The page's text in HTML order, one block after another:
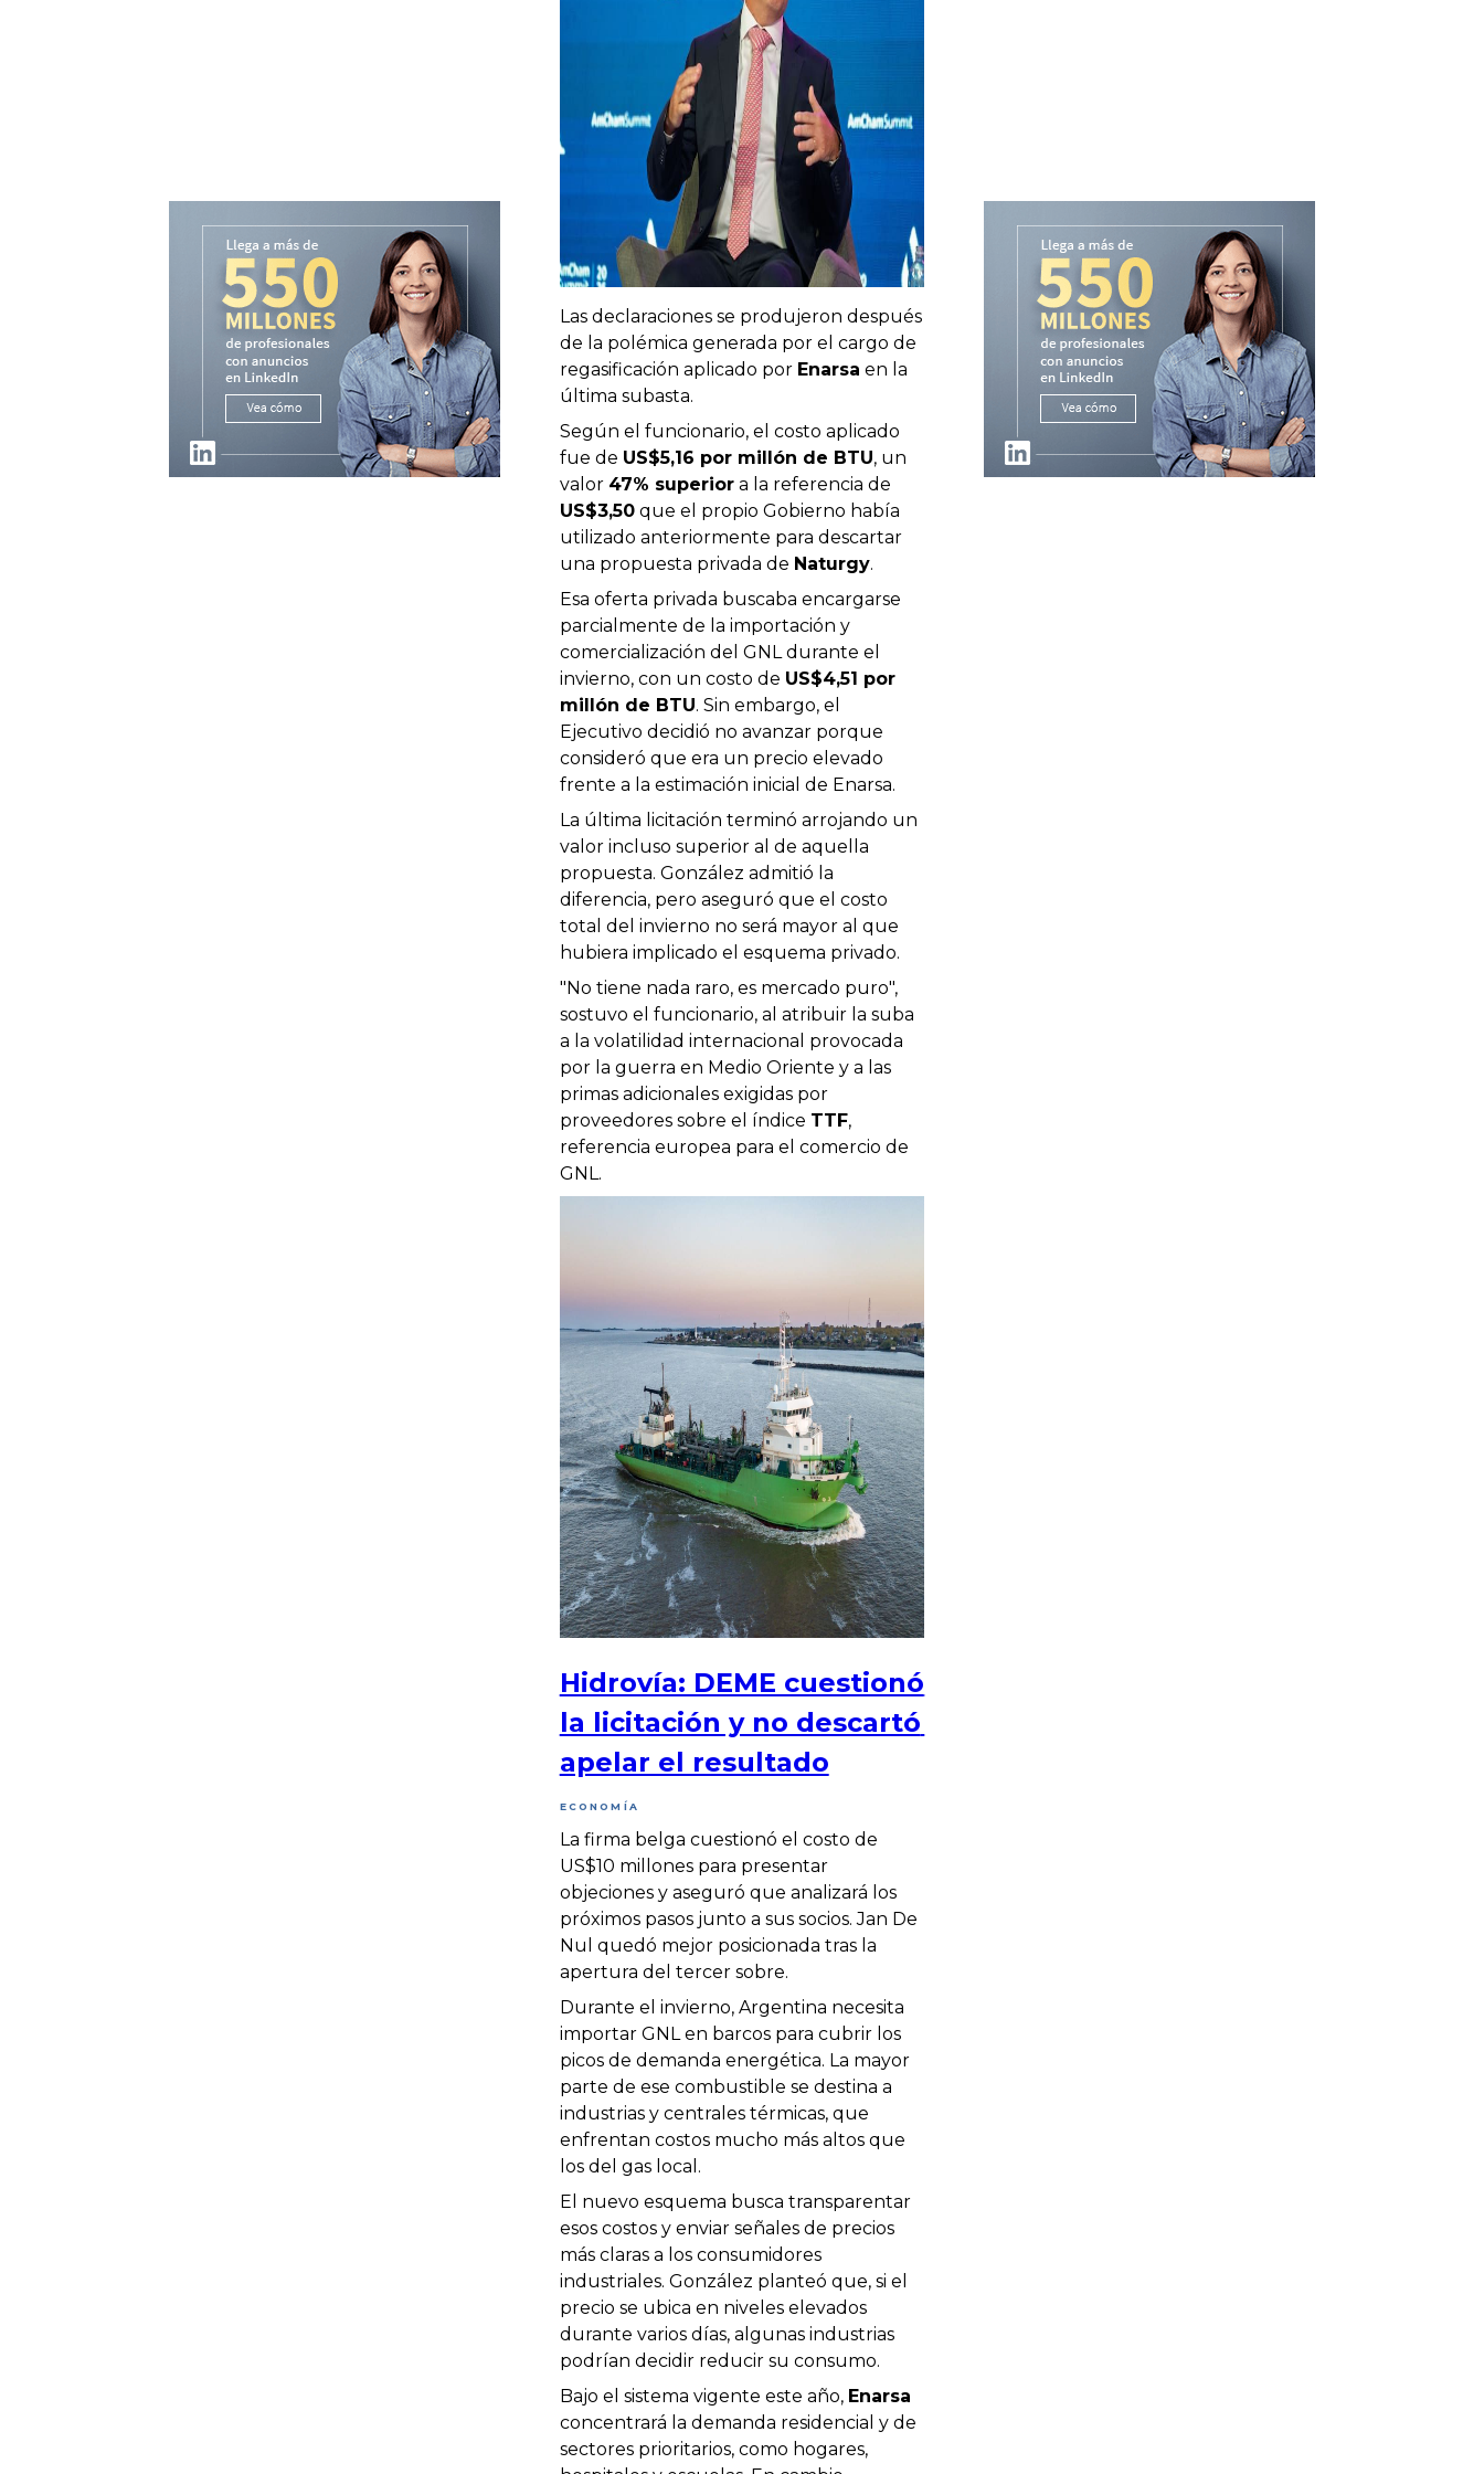
Las declaraciones se produjeron después
de la polémica generada por el cargo de
regasificación aplicado por Enarsa en la
última subasta.
Según el funcionario, el costo aplicado
fue de US$5,16 por millón de BTU, un
valor 47% superiora la referencia de
US$3,50que el propio Gobierno había
utilizado anteriormente para descartar
una propuesta privada de Naturgy.
Esa oferta privada buscaba encargarse
parcialmente de la importación y
comercialización del GNL durante el
invierno, con un costo de US$4,51 por
millón de BTU. Sin embargo, el
Ejecutivo decidió no avanzar porque
consideró que era un precio elevado
frente a la estimación inicial de Enarsa.
La última licitación terminó arrojando un
valor incluso superior al de aquella
propuesta. González admitió la
diferencia, pero aseguró que el costo
total del invierno no será mayor al que
hubiera implicado el esquema privado.
"No tiene nada raro, es mercado puro",
sostuvo el funcionario, al atribuir la suba
a la volatilidad internacional provocada
por la guerra en Medio Oriente y a las
primas adicionales exigidas por
proveedores sobre el índice TTF,
referencia europea para el comercio de
GNL.
Hidrovía: DEME cuestionó
la licitación y no descartó
apelar el resultado
ECONOMÍA
La firma belga cuestionó el costo de
US$10 millones para presentar
objeciones y aseguró que analizará los
próximos pasos junto a sus socios. Jan De
Nul quedó mejor posicionada tras la
apertura del tercer sobre.
Durante el invierno, Argentina necesita
importar GNL en barcos para cubrir los
picos de demanda energética. La mayor
parte de ese combustible se destina a
industrias y centrales térmicas, que
enfrentan costos mucho más altos que
los del gas local.
El nuevo esquema busca transparentar
esos costos y enviar señales de precios
más claras a los consumidores
industriales. González planteó que, si el
precio se ubica en niveles elevados
durante varios días, algunas industrias
podrían decidir reducir su consumo.
Bajo el sistema vigente este año, Enarsa
concentrará la demanda residencial y de
sectores prioritarios, como hogares,